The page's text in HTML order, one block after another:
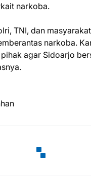
narkoba.
TNI, dan
narkoba.
agar Sidoarjo